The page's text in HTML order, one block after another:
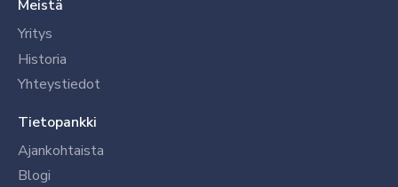
Meistä
Yritys
Historia
Yhteystiedot
Tietopankki
Ajankohtaista
Blogi